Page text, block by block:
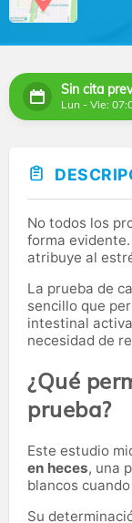
Sin cita
Lun - Vie:
No todos los
forma
atribuye al
La prueba de
sencillo que
intestinal
necesidad de
¿Qué
prueba?
Este estudio
en heces, una
blancos
Su